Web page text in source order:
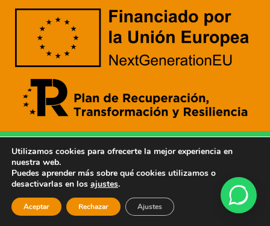
© 2026 Fontanería Bernardo
Aviso Legal
Política de Privacidad
Política de Cookies
Utilizamos cookies para ofrecerte la mejor experiencia en
nuestra web.
Puedes aprender más sobre qué cookies utilizamos o
desactivarlas en los ajustes.
Aceptar Rechazar Ajustes